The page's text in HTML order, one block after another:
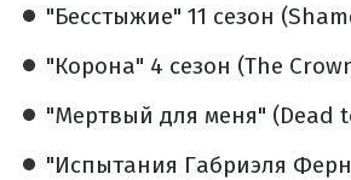
"Бесстыжие" 11 сезон
"Корона" 4 сезон (The
"Мертвый для меня" (Dead
"Испытания Габриэля